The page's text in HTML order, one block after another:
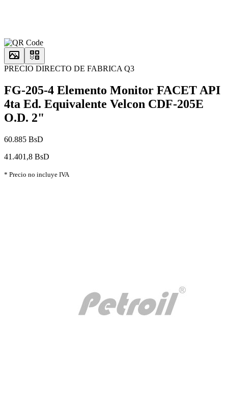
PRECIO DIRECTO DE FABRICA Q3
FG-205-4 Elemento Monitor FACET API
4ta Ed. Equivalente Velcon CDF-205E
O.D. 2"
60.885 BsD
41.401,8 BsD
* Precio no incluye IVA